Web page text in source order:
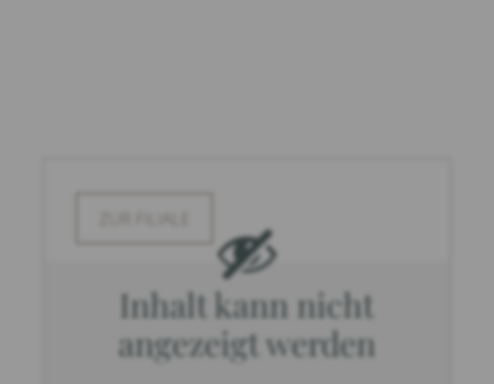
Inhalt kann nicht
angezeigt werden